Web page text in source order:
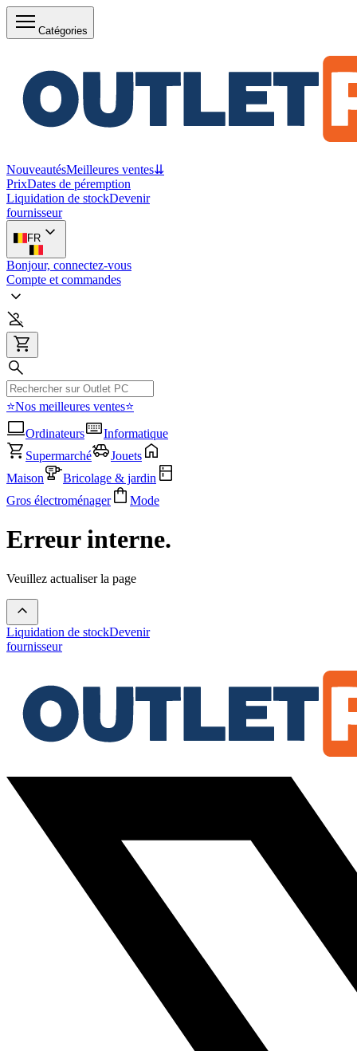
Catégories
NouveautésMeilleures ventes⇊
PrixDates de péremption
Liquidation de stockDevenir
fournisseur
FR
Bonjour, connectez-vous
Compte et commandes
⭐Nos meilleures ventes⭐
Ordinateurs
Informatique
Supermarché
Jouets
Maison
Bricolage & jardin
Gros électroménager
Mode
Erreur interne.
Veuillez actualiser la page
Liquidation de stockDevenir
fournisseur